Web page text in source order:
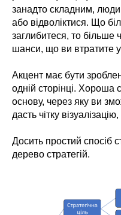
занадто складним,
або відволіктися. Що
заглибитеся, то більше
шанси, що ви втратите
Акцент має бути
одній сторінці. Хороша
основу, через яку ви
дасть чітку
Досить простий спосіб
дерево стратегій.